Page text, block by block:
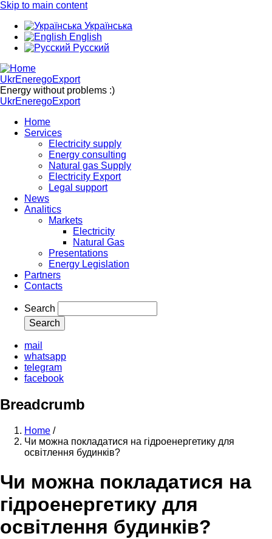
Skip to main content
Українська
English
Русский
UkrEneregoExport
Energy without problems :)
UkrEneregoExport
Home
Services
Electricity supply
Energy consulting
Natural gas Supply
Electricity Export
Legal support
News
Analitics
Markets
Electricity
Natural Gas
Presentations
Energy Legislation
Partners
Contacts
Search
mail
whatsapp
telegram
facebook
Breadcrumb
Home /
Чи можна покладатися на гідроенергетику для
освітлення будинків?
Чи можна покладатися на
гідроенергетику для
освітлення будинків?